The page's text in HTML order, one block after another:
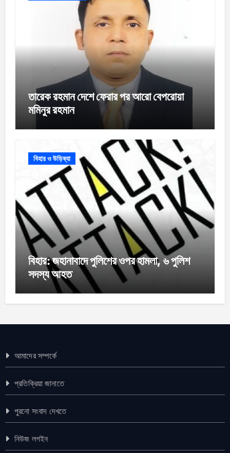
তারেক রহমান দেশে ফেরার পর আরো বেপরোয়া
মমিনুর রহমান
বিহার ও উড়িষ্যা
বিহার: জহানাবাদে পুলিশের ওপর হামলা, ৬ পুলিশ
সদস্য আহত
আমাদের সম্পর্কে
প্রতিক্রিয়া জানাতে
পুরনো সংবাদ দেখতে
নিউজ লগইন